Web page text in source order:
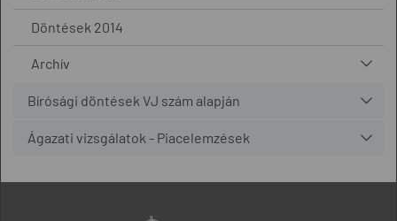
Döntések 2014
Archív
Bírósági döntések VJ szám alapján
Ágazati vizsgálatok - Piacelemzések